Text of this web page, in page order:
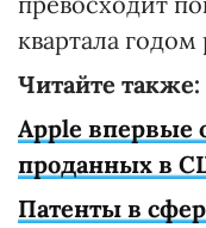
квартала годом
Читайте также:
Apple впервые
проданных в
Патенты в